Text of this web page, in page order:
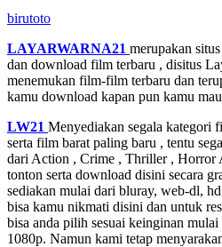
birutoto
LAYARWARNA21 merupakan
dan download film terbaru , disitus
menemukan film-film terbaru dan
kamu download kapan pun kamu
LW21 Menyediakan segala kategori
serta film barat paling baru , tentu
dari Action , Crime , Thriller , Horror
tonton serta download disini secara
sediakan mulai dari bluray, web-dl,
bisa kamu nikmati disini dan untuk
bisa anda pilih sesuai keinginan
1080p. Namun kami tetap